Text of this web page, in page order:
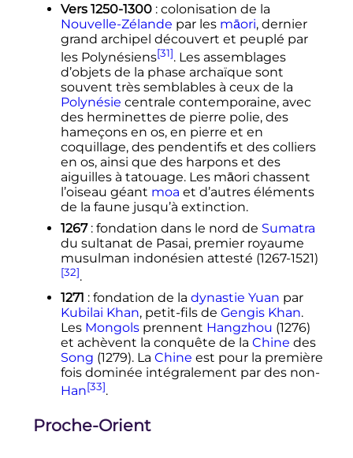
Vers 1250-1300 : colonisation de la
Nouvelle-Zélande par les māori, dernier
grand archipel découvert et peuplé par
les Polynésiens[31]. Les assemblages
d’objets de la phase archaïque sont
souvent très semblables à ceux de la
Polynésie centrale contemporaine, avec
des herminettes de pierre polie, des
hameçons en os, en pierre et en
coquillage, des pendentifs et des colliers
en os, ainsi que des harpons et des
aiguilles à tatouage. Les māori chassent
l’oiseau géant moa et d’autres éléments
de la faune jusqu’à extinction.
1267 : fondation dans le nord de Sumatra
du sultanat de Pasai, premier royaume
musulman indonésien attesté (1267-1521)
[32].
1271 : fondation de la dynastie Yuan par
Kubilai Khan, petit-fils de Gengis Khan.
Les Mongolsprennent Hangzhou (1276)
et achèvent la conquête de la Chine des
Song (1279). La Chine est pour la première
fois dominée intégralement par des non-
Han[33].
Proche-Orient